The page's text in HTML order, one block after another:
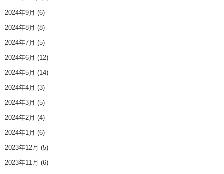
2024年9月 (6)
2024年8月 (8)
2024年7月 (5)
2024年6月 (12)
2024年5月 (14)
2024年4月 (3)
2024年3月 (5)
2024年2月 (4)
2024年1月 (6)
2023年12月 (5)
2023年11月 (6)